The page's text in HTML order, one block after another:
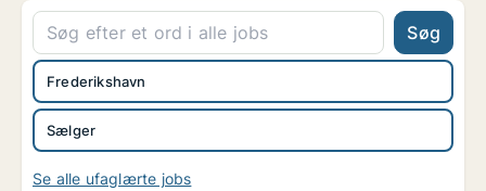
Søg
Sælger
Frederikshavn
Se alle ufaglærte jobs